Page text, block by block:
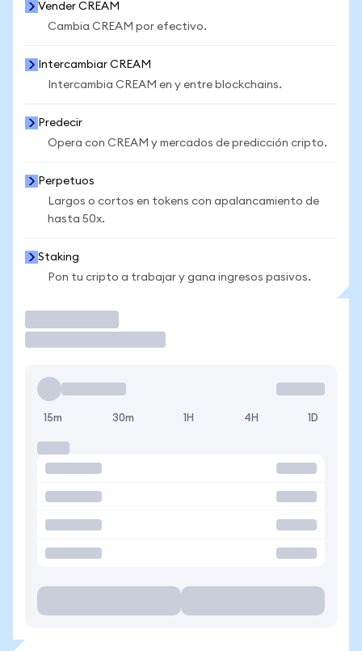
Vender CREAM
Cambia CREAM por efectivo.
Intercambiar CREAM
Intercambia CREAM en y entre blockchains.
Predecir
Opera con CREAM y mercados de predicción cripto.
Perpetuos
Largos o cortos en tokens con apalancamiento de
hasta 50x.
Staking
Pon tu cripto a trabajar y gana ingresos pasivos.
15m 30m 1H 4H 1D